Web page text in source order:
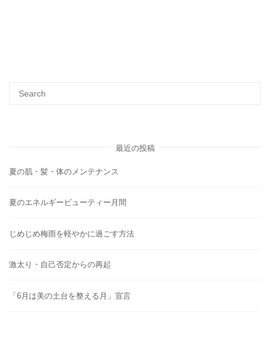
最近の投稿
夏の肌・髪・体のメンテナンス
夏のエネルギービューティー月間
じめじめ梅雨を軽やかに過ごす方法
激太り・自己否定からの再起
「6月は美の土台を整える月」宣言